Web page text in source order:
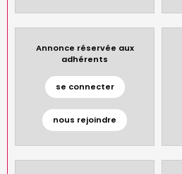
Annonce réservée aux
adhérents
se connecter
nous rejoindre